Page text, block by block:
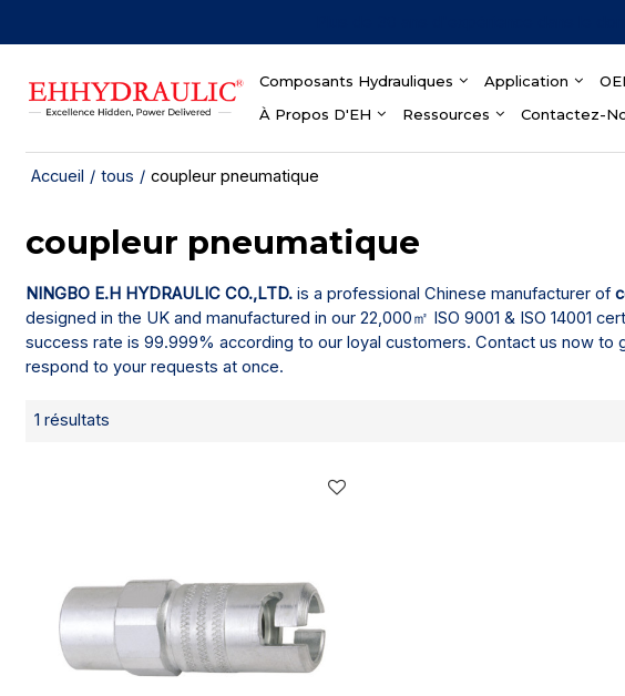
Composants Hydrauliques Application
À Propos D'EH
Ressources Contactez-
Accueil / tous / coupleur pneumatique
coupleur pneumatique
NINGBO E.H HYDRAULIC CO.,LTD. is a professional Chinese manufacturer of
designed in the UK and manufactured in our 22,000㎡ ISO 9001 & ISO 14001
success rate is 99.999% according to our loyal customers. Contact us now
respond to your requests at once.
1 résultats